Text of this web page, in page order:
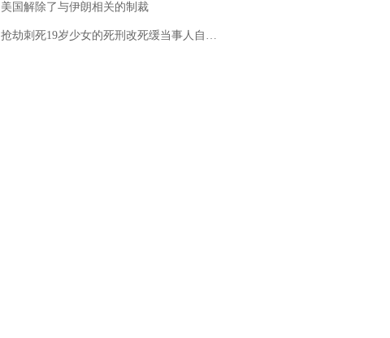
美国解除了与伊朗相关的制裁
抢劫刺死19岁少女的死刑改死缓当事人自述：出狱11年间始终刻意躲避被害人家属